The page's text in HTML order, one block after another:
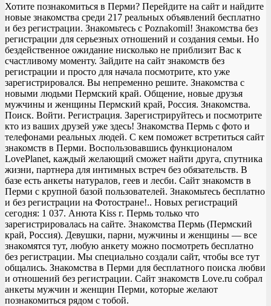
Хотите познакомиться в Перми? Перейдите на сайт и найдите
новые знакомства среди 217 реальных объявлений бесплатно
и без регистрации. Знакомьтесь с Poznakomil! Знакомства без
регистрации для серьезных отношений и создания семьи. Но
бездейственное ожидание нисколько не приблизит Вас к
счастливому моменту. Зайдите на сайт знакомств без
регистрации и просто для начала посмотрите, кто уже
зарегистрировался. Вы непременно решите. Знакомства с
новыми людьми Пермский край. Общение, новые друзья
мужчины и женщины Пермский край, Россия. Знакомства.
Поиск. Войти. Регистрация. Зарегистрируйтесь и посмотрите
кто из ваших друзей уже здесь! Знакомства Пермь с фото и
телефонами реальных людей. С кем поможет встретиться сайт
знакомств в Перми. Воспользовавшись функционалом
LovePlanet, каждый желающий сможет найти друга, спутника
жизни, партнера для интимных встреч без обязательств. В
базе есть анкеты натуралов, геев и лесби. Сайт знакомств в
Перми с крупной базой пользователей. Знакомьтесь бесплатно
и без регистрации на Фотостране!.. Новых регистраций
сегодня: 1 037. Анюта Kiss г. Пермь только что
зарегистрировалась на сайте. Знакомства Пермь (Пермский
край, Россия). Девушки, парни, мужчины и женщины — все
знакомятся тут, любую анкету можно посмотреть бесплатно
без регистрации. Мы специально создали сайт, чтобы все тут
общались. Знакомства в Перми для бесплатного поиска любви
и отношений без регистрации. Сайт знакомств Love.ru собрал
анкеты мужчин и женщин Перми, которые желают
познакомиться рядом с тобой.